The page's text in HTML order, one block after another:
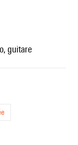
guitare